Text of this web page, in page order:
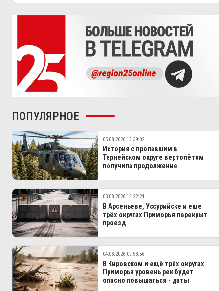
ПОПУЛЯРНОЕ
05.08.2026 12:39:02
История с пропавшим в
Тернейском округе вертолётом
получила продолжение
03.08.2026 10:22:24
В Арсеньеве, Уссурийске и еще
трёх округах Приморья перекрыт
проезд
04.08.2026 09:58:56
В Кировском и ещё трёх округах
Приморья уровень рек будет
опасно повышаться - даты